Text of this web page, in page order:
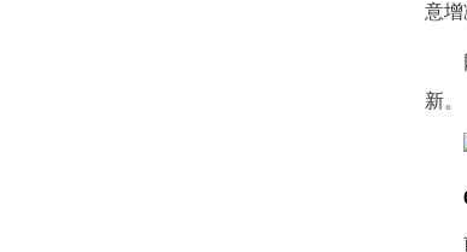
意增
新。